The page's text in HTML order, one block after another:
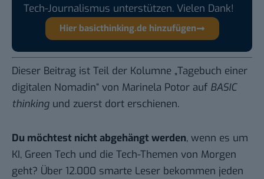
Tech-Journalismus unterstützen. Vielen Dank!
Hier basicthinking.de hinzufügen
Dieser Beitrag ist Teil der Kolumne „Tagebuch einer
digitalen Nomadin“ von Marinela Potor auf BASIC
thinking und zuerst dort erschienen.
Du möchtest nicht abgehängt werden, wenn es um
KI, Green Tech und die Tech-Themen von Morgen
geht? Über 12.000 smarte Leser bekommen jeden